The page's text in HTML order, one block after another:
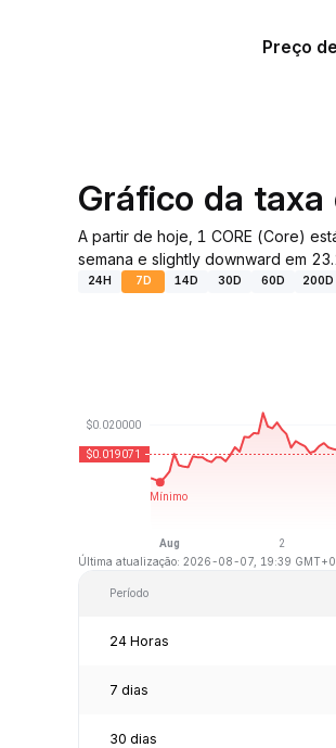
Preço
Gráfico da taxa
A partir de hoje, 1 CORE (Core)
semana e slightly downward em
24H 7D 14D 30D 60D 200D
Última atualização: 2026-08-07, 19:39 GMT+0
Período
24 Horas
7 dias
30 dias